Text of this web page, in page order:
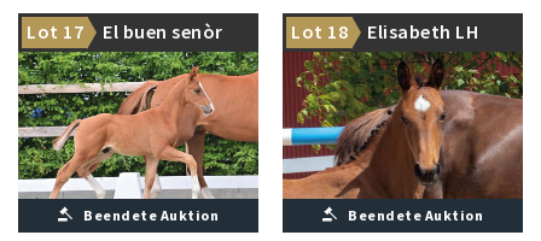
Lot 17 El buen senòr
Aus dem Stamm von Painted
Black und Next Pitch
Beendete Auktion
Lot 18 Elisabeth LH
Mit Escolar an die Spitze
Beendete Auktion